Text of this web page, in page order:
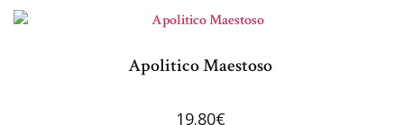
Apolitico Maestoso
19.80€